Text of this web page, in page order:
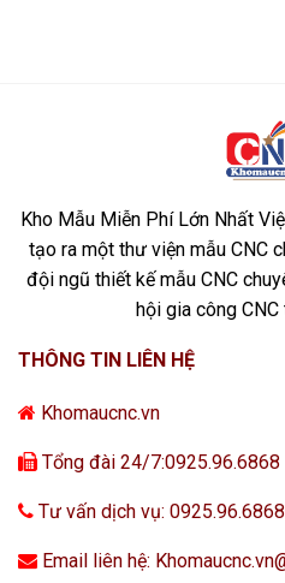
Kho Mẫu Miễn Phí Lớn Nhất
tạo ra một thư viện mẫu CNC
đội ngũ thiết kế mẫu CNC
hội gia công
THÔNG TIN LIÊN HỆ
Khomaucnc.vn
Tổng đài 24/
Tư vấn dịch vụ:
Email liên hệ: